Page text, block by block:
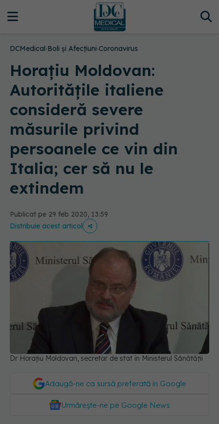
DCMedical›Boli și Afecțiuni›Coronavirus
Horațiu Moldovan:
Autorităţile italiene
consideră severe
măsurile privind
persoanele ce vin din
Italia; cer să nu le
extindem
Publicat pe 29 feb 2020, 13:59
Distribuie acest articol
Dr Horațiu Moldovan, secretar de stat în Ministerul Sănătății
Adaugă-ne ca sursă preferată în Google
Urmărește-ne pe Google News